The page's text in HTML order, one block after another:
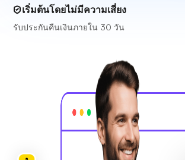
เริ่มต้นโดยไม่มีความเสี่ยง
รับประกันคืนเงินภายใน 30 วัน